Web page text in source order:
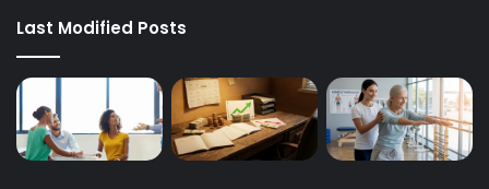
Last Modified Posts